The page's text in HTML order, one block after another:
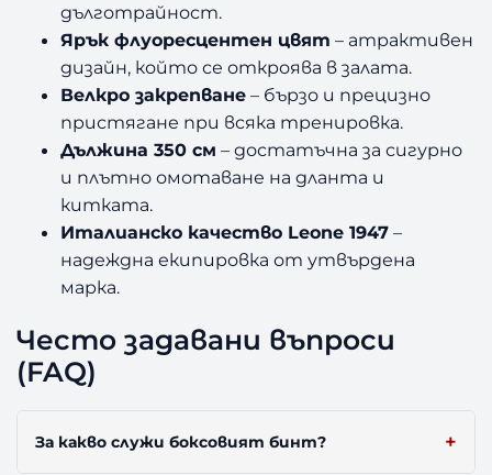
дълготрайност.
Ярък флуоресцентен цвят – атрактивен
дизайн, който се откроява в залата.
Велкро закрепване – бързо и прецизно
пристягане при всяка тренировка.
Дължина 350 см – достатъчна за сигурно
и плътно омотаване на дланта и
китката.
Италианско качество Leone 1947 –
надеждна екипировка от утвърдена
марка.
Често задавани въпроси
(FAQ)
За какво служи боксовият бинт?